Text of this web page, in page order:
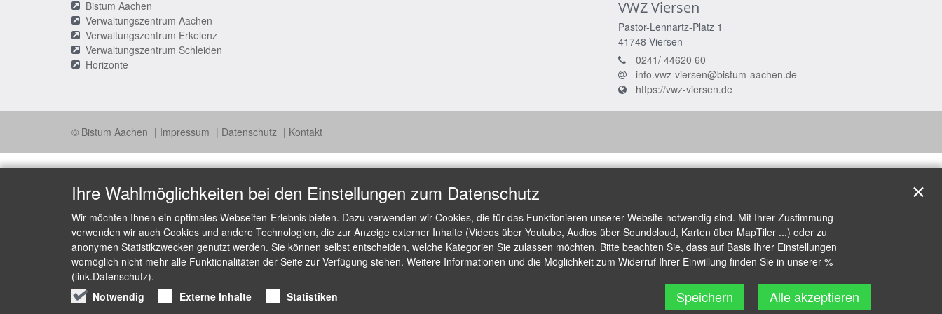
Bistum Aachen
Verwaltungszentrum Aachen
Verwaltungszentrum Erkelenz
Verwaltungszentrum Schleiden
Horizonte
VWZ Viersen
Pastor-Lennartz-Platz 1
41748 Viersen
0241/ 44620 60
info.vwz-viersen@bistum-aachen.de
https://vwz-viersen.de
© Bistum Aachen Impressum Datenschutz Kontakt
Ihre Wahlmöglichkeiten bei den Einstellungen zum Datenschutz
Wir möchten Ihnen ein optimales Webseiten-Erlebnis bieten. Dazu verwenden wir Cookies, die für das Funktionieren unserer Website notwendig sind. Mit Ihrer Zustimmung
verwenden wir auch Cookies und andere Technologien, die zur Anzeige externer Inhalte (Videos über Youtube, Audios über Soundcloud, Karten über MapTiler ...) oder zu
anonymen Statistikzwecken genutzt werden. Sie können selbst entscheiden, welche Kategorien Sie zulassen möchten. Bitte beachten Sie, dass auf Basis Ihrer Einstellungen
womöglich nicht mehr alle Funktionalitäten der Seite zur Verfügung stehen. Weitere Informationen und die Möglichkeit zum Widerruf Ihrer Einwillung finden Sie in unserer %
(link.Datenschutz).
Notwendig
Externe Inhalte Statistiken Speichern Alle akzeptieren
✕